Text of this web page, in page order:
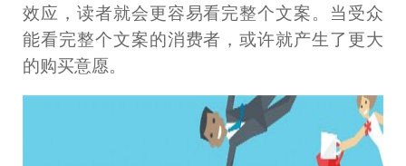
效应，读者就会更容易看完整个文案。当受众
能看完整个文案的消费者，或许就产生了更大
的购买意愿。